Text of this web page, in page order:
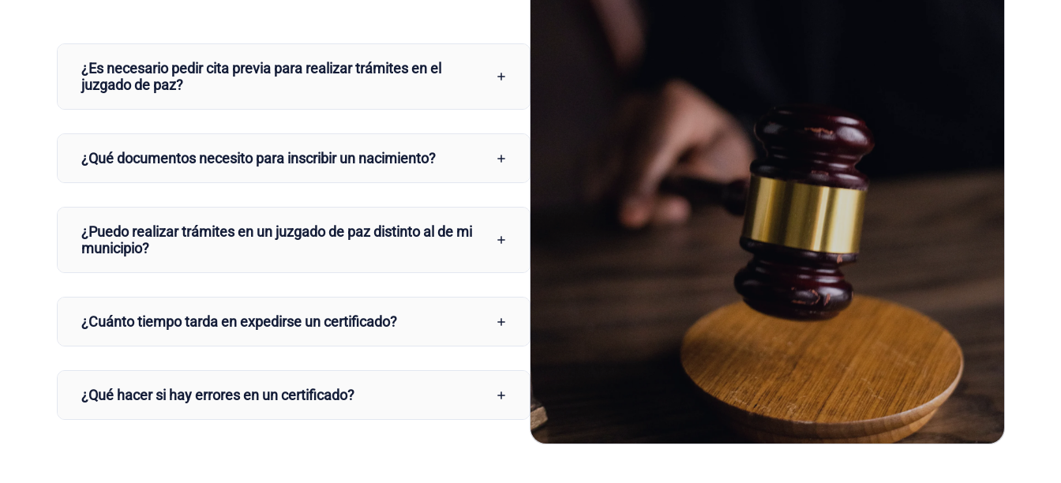
¿Es necesario pedir cita previa para realizar trámites en el
juzgado de paz?
¿Qué documentos necesito para inscribir un nacimiento?
¿Puedo realizar trámites en un juzgado de paz distinto al de mi
municipio?
¿Cuánto tiempo tarda en expedirse un certificado?
¿Qué hacer si hay errores en un certificado?